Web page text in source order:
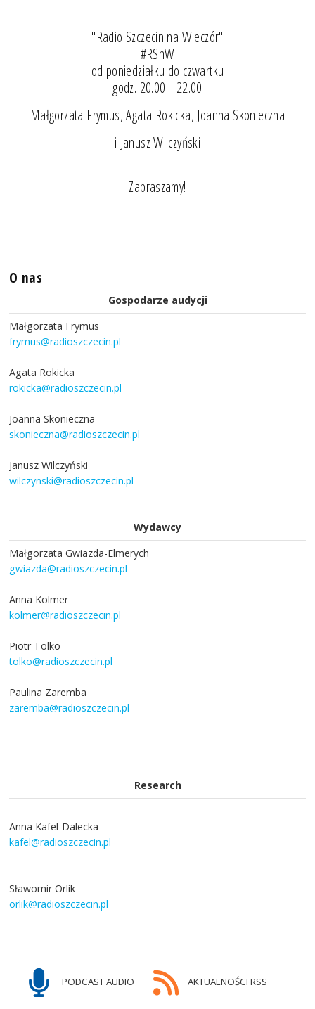
"Radio Szczecin na Wieczór"
#RSnW
od poniedziałku do czwartku
godz. 20.00 - 22.00
Małgorzata Frymus, Agata Rokicka, Joanna Skonieczna
i Janusz Wilczyński
Zapraszamy!
O nas
Gospodarze audycji
Małgorzata Frymus
frymus@radioszczecin.pl
Agata Rokicka
rokicka@radioszczecin.pl
Joanna Skonieczna
skonieczna@radioszczecin.pl
Janusz Wilczyński
wilczynski@radioszczecin.pl
Wydawcy
Małgorzata Gwiazda-Elmerych
gwiazda@radioszczecin.pl
Anna Kolmer
kolmer@radioszczecin.pl
Piotr Tolko
tolko@radioszczecin.pl
Paulina Zaremba
zaremba@radioszczecin.pl
Research
Anna Kafel-Dalecka
kafel@radioszczecin.pl
Sławomir Orlik
orlik@radioszczecin.pl
PODCAST AUDIO AKTUALNOŚCI RSS